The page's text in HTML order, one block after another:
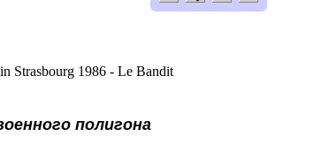
Strasbourg 1986 - Le Bandit
полигона